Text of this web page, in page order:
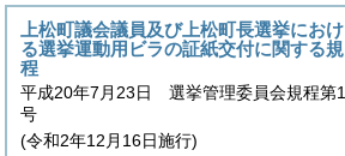
上松町議会議員及び上松町長選挙におけ
る選挙運動用ビラの証紙交付に関する規
程
平成20年7月23日 選挙管理委員会規程第1
号
(令和2年12月16日施行)